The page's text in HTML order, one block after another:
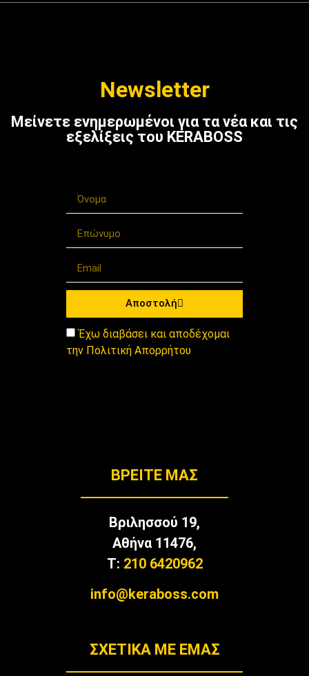
Newsletter
Μείνετε ενημερωμένοι για τα νέα και τις
εξελίξεις του KERABOSS
Έχω διαβάσει και αποδέχομαι
την Πολιτική Απορρήτου
Αποστολή
BΡΕΊΤΕ ΜΑΣ
Βριλησσού 19,
Αθήνα 11476,
T: 210 6420962
info@keraboss.com
ΣΧΕΤΙΚΑ ΜΕ ΕΜΑΣ